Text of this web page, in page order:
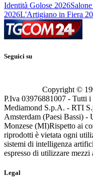
Identità Golose 2026
2026L'Artigiano in Fiera
Seguici su
Copyright ©
P.Iva 03976881007 - Tutti
Mediamond S.p.A. - RTI
Amsterdam (Paesi Bassi)
Monzese (MI)Rispetto ai
riprodotti è vietata ogni
sistemi di intelligenza
espresso di utilizzare
Legal